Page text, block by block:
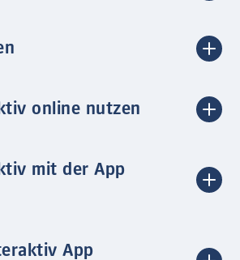
online nutzen
mit der App
App